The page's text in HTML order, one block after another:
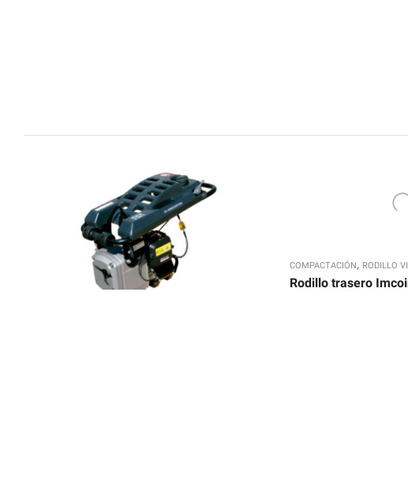
COMPACTACIÓN, RODILLO
Rodillo trasero